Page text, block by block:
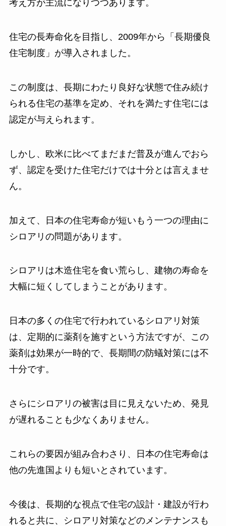
考え方が主流になりつつあります。
住宅の長寿命化を目指し、2009年から「長期優良
住宅制度」が導入されました。
この制度は、長期にわたり良好な状態で住み続け
られる住宅の基準を定め、それを満たす住宅には
認定が与えられます。
しかし、欧米に比べてまだまだ普及が進んでおら
ず、認定を受けた住宅だけでは十分とは言えませ
ん。
加えて、日本の住宅寿命が短いもう一つの理由に
シロアリの問題があります。
シロアリは木造住宅を食い荒らし、建物の寿命を
大幅に短くしてしまうことがあります。
日本の多くの住宅で行われているシロアリ対策
は、定期的に薬剤を施すという方法ですが、この
薬剤は効果が一時的で、長期間の防蟻対策には不
十分です。
さらにシロアリの被害は目に見えないため、発見
が遅れることも少なくありません。
これらの要因が組み合わさり、日本の住宅寿命は
他の先進国よりも短いとされています。
今後は、長期的な視点で住宅の設計・建設が行わ
れると共に、シロアリ対策などのメンテナンスも